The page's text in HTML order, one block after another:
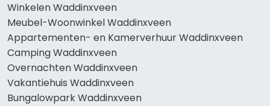
Winkelen Waddinxveen
Meubel-Woonwinkel Waddinxveen
Appartementen- en Kamerverhuur Waddinxveen
Camping Waddinxveen
Overnachten Waddinxveen
Vakantiehuis Waddinxveen
Bungalowpark Waddinxveen